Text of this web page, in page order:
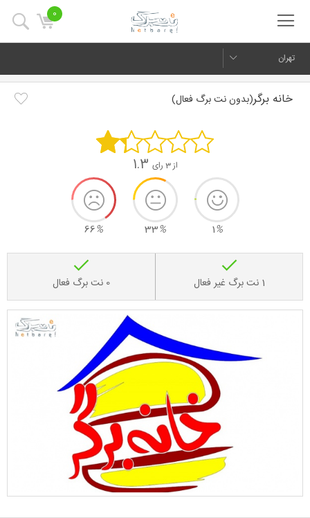
0
تهران
خانه برگر(بدون نت برگ فعال)
از 3 رای 1.3
1%
33%
66%
1 نت برگ غیر فعال 0 نت برگ فعال